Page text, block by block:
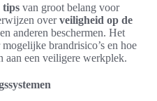
tips van groot belang voor
overveiligheid op de
anderen beschermen. Het
brandrisico’s en hoe
aan een veiligere werkplek.